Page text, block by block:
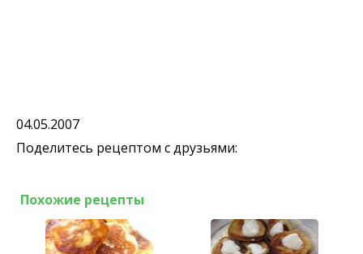
04.05.2007
Поделитесь рецептом с друзьями:
Похожие рецепты